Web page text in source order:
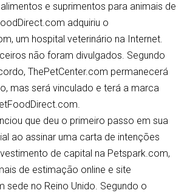
e suprimentos para animais de
adquiriu o
um hospital veterinário na Internet.
não foram divulgados. Segundo
ThePetCenter.com permanecerá
mas será vinculado e terá a marca
que deu o primeiro passo em sua
ao assinar uma carta de intenções
de capital na Petspark.com,
de estimação online e site
sede no Reino Unido. Segundo o